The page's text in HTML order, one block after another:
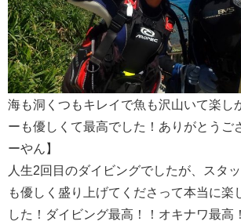
海も洞くつもキレイで魚も沢山いて楽し
ーも優しくて最高でした！ありがとうご
ーやん】
人生2回目のダイビングでしたが、スタ
も優しく盛り上げてくださって本当に楽
した！ダイビング最高！！オキナワ最高